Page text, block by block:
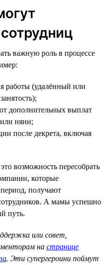
важную роль в процессе
работы (удалённый или
дополнительных выплат
няни;
после декрета, включая
возможность пересобрать
которые
получают
А мамы успешно
путь.
или совет,
на странице
. Эти супергероини поймут